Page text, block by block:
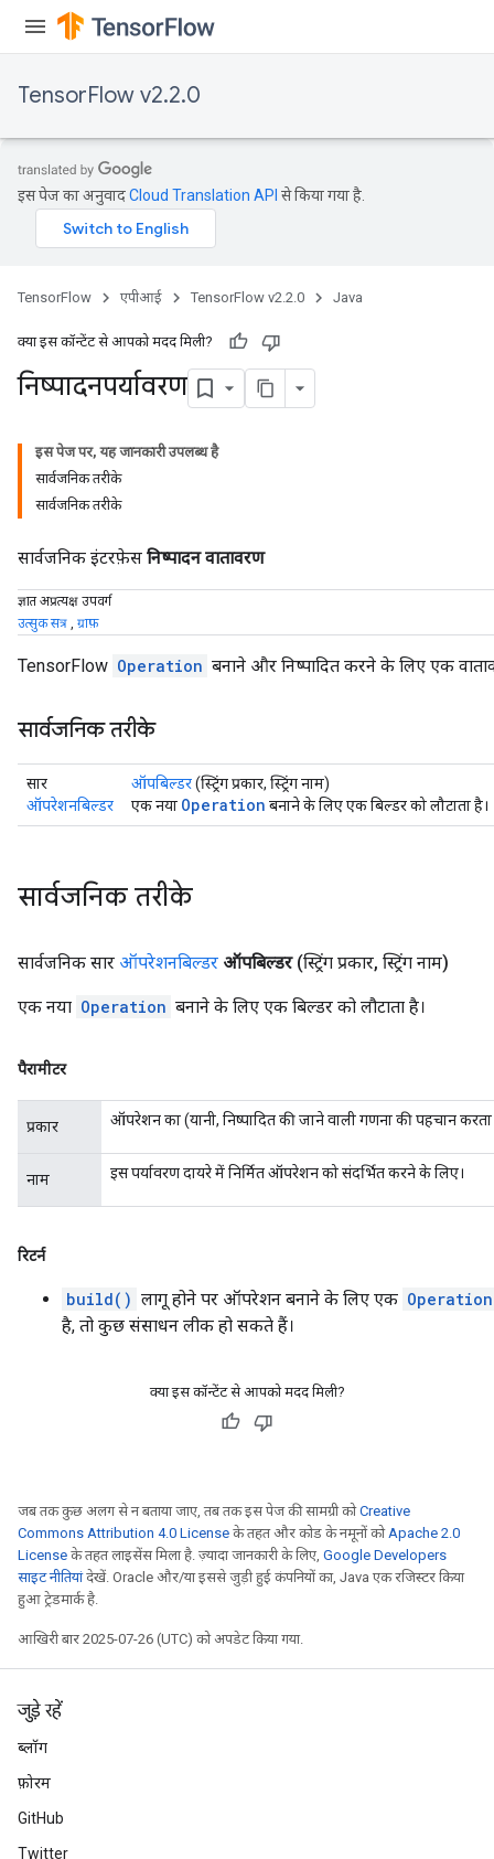
TensorFlow v2.2.0
इस पेज का अनुवादCloud Translation API से किया गया है.
TensorFlow एपीआई TensorFlow v2.2.0 Java
क्या इस कॉन्टेंट से आपको मदद मिली?
निष्पादनपर्यावरण
इस पेज पर, यह जानकारी उपलब्ध है
सार्वजनिक तरीके
सार्वजनिक तरीके
सार्वजनिक इंटरफ़ेस निष्पादन वातावरण
ज्ञात अप्रत्यक्ष उपवर्ग
उत्सुक सत्र , ग्राफ़
TensorFlow Operation बनाने और निष्पादित करने के लिए एक
सार्वजनिक तरीके
सार
ऑपरेशनबिल्डर
ऑपबिल्डर(स्ट्रिंग प्रकार, स्ट्रिंग नाम)
एक नया Operation बनाने के लिए एक बिल्डर को लौटाता है।
सार्वजनिक तरीके
सार्वजनिक सार ऑपरेशनबिल्डर ऑपबिल्डर (स्ट्रिंग प्रकार, स्ट्रिंग नाम)
एक नया Operation बनाने के लिए एक बिल्डर को लौटाता है।
पैरामीटर
प्रकार ऑपरेशन का (यानी, निष्पादित की जाने वाली गणना की पहचान
नाम इस पर्यावरण दायरे में निर्मित ऑपरेशन को संदर्भित करने के लिए।
रिटर्न
build() लागू होने पर ऑपरेशन बनाने के लिए एक
है, तो कुछ संसाधन लीक हो सकते हैं।
क्या इस कॉन्टेंट से आपको मदद मिली?
जब तक कुछ अलग से न बताया जाए, तब तक इस पेज की सामग्री कोCreative
Commons Attribution 4.0 License के तहत और कोड के नमूनों कोApache 2.0
License के तहत लाइसेंस मिला है. ज़्यादा जानकारी के लिए, Google Developers
साइट नीतियांदेखें. Oracle और/या इससे जुड़ी हुई कंपनियों का, Java एक रजिस्टर किया
हुआ ट्रेडमार्क है.
आखिरी बार 2025-07-26 (UTC) को अपडेट किया गया.
जुड़े रहें
ब्लॉग
फ़ोरम
GitHub
Twitter